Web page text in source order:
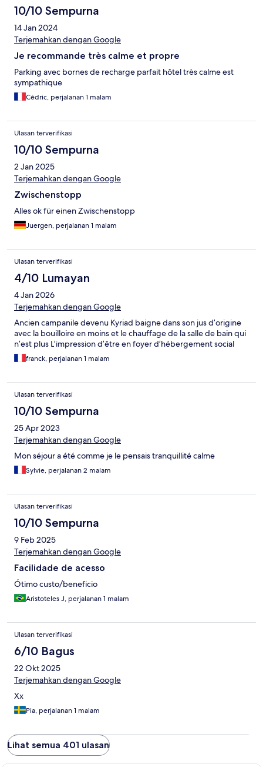
10/10 Sempurna
14 Jan 2024
Terjemahkan dengan Google
Je recommande très calme et propre
Parking avec bornes de recharge parfait hôtel très calme est
sympathique
Cédric, perjalanan 1 malam
Ulasan terverifikasi
10/10 Sempurna
2 Jan 2025
Terjemahkan dengan Google
Zwischenstopp
Alles ok für einen Zwischenstopp
Juergen, perjalanan 1 malam
Ulasan terverifikasi
4/10 Lumayan
4 Jan 2026
Terjemahkan dengan Google
Ancien campanile devenu Kyriad baigne dans son jus d’origine
avec la bouilloire en moins et le chauffage de la salle de bain qui
n’est plus L’impression d’être en foyer d’hébergement social
franck, perjalanan 1 malam
Ulasan terverifikasi
10/10 Sempurna
25 Apr 2023
Terjemahkan dengan Google
Mon séjour a été comme je le pensais tranquillité calme
Sylvie, perjalanan 2 malam
Ulasan terverifikasi
10/10 Sempurna
9 Feb 2025
Terjemahkan dengan Google
Facilidade de acesso
Ótimo custo/beneficio
Aristoteles J, perjalanan 1 malam
Ulasan terverifikasi
6/10 Bagus
22 Okt 2025
Terjemahkan dengan Google
Xx
Pia, perjalanan 1 malam
Lihat semua 401 ulasan